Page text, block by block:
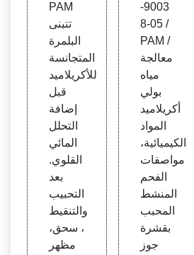
PAM
تتبنى
البلمرة
المتجانسة
للأكريلاميد
قبل
إضافة
التحلل
المائي
القلوي.
بعد
التحبيب
والتنقيط
، سحق،
مظهر
9003-
05-8 /
PAM /
معالجة
مياه
بولي
أكريلاميد
المواد
الكيميائية،
مواصفات
الفحم
المنشط
المحبب
بقشرة
جوز